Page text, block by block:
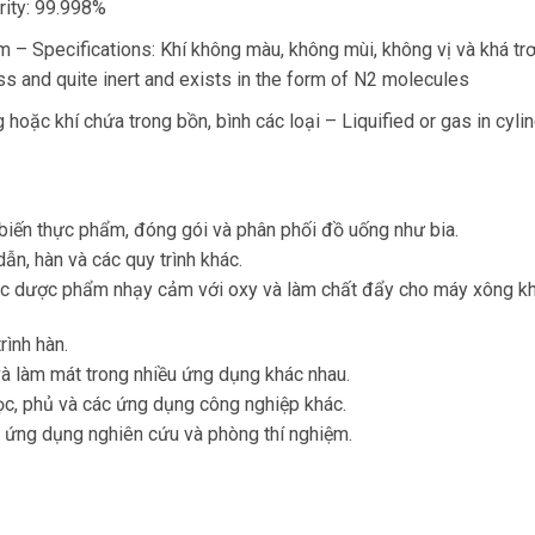
99.998%
– Specifications: Khí không màu, không mùi, không vị và khá
and quite inert and exists in the form of N2 molecules
hoặc khí chứa trong bồn, bình các loại – Liquified or gas in
thực phẩm, đóng gói và phân phối đồ uống như bia.
hàn và các quy trình khác.
phẩm nhạy cảm với oxy và làm chất đẩy cho máy xông
hàn.
mát trong nhiều ứng dụng khác nhau.
phủ và các ứng dụng công nghiệp khác.
dụng nghiên cứu và phòng thí nghiệm.